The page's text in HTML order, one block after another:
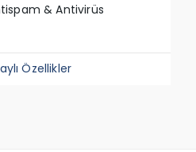
& Antivirüs
Özellikler